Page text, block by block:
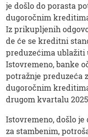
je došlo do porasta
dugoročnim
Iz prikupljenih
de će se kreditni
preduzećima ublažiti
Istovremeno, banke
potražnje preduzeća
dugoročnim
drugom kvartalu
Istovremeno, došlo
za stambenim,